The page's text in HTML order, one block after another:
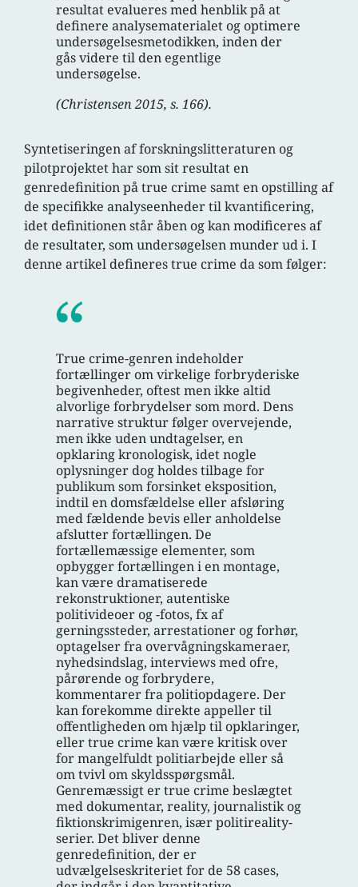
resultat evalueres med henblik på at
definere analysematerialet og optimere
undersøgelsesmetodikken, inden der
gås videre til den egentlige
undersøgelse.
(Christensen 2015, s. 166).
Syntetiseringen af forskningslitteraturen og
pilotprojektet har som sit resultat en
genredefinition på true crime samt en opstilling af
de specifikke analyseenheder til kvantificering,
idet definitionen står åben og kan modificeres af
de resultater, som undersøgelsen munder ud i. I
denne artikel defineres true crime da som følger:
True crime-genren indeholder
fortællinger om virkelige forbryderiske
begivenheder, oftest men ikke altid
alvorlige forbrydelser som mord. Dens
narrative struktur følger overvejende,
men ikke uden undtagelser, en
opklaring kronologisk, idet nogle
oplysninger dog holdes tilbage for
publikum som forsinket eksposition,
indtil en domsfældelse eller afsløring
med fældende bevis eller anholdelse
afslutter fortællingen. De
fortællemæssige elementer, som
opbygger fortællingen i en montage,
kan være dramatiserede
rekonstruktioner, autentiske
politivideoer og -fotos, fx af
gerningssteder, arrestationer og forhør,
optagelser fra overvågningskameraer,
nyhedsindslag, interviews med ofre,
pårørende og forbrydere,
kommentarer fra politiopdagere. Der
kan forekomme direkte appeller til
offentligheden om hjælp til opklaringer,
eller true crime kan være kritisk over
for mangelfuldt politiarbejde eller så
om tvivl om skyldsspørgsmål.
Genremæssigt er true crime beslægtet
med dokumentar, reality, journalistik og
fiktionskrimigenren, især politireality-
serier. Det bliver denne
genredefinition, der er
udvælgelseskriteriet for de 58 cases,